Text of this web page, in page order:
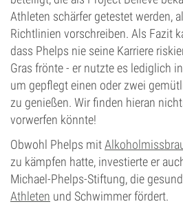
Athleten schärfer getestet werden,
Richtlinien vorschreiben. Als Fazit
dass Phelps nie seine Karriere
Gras frönte - er nutzte es lediglich
um gepflegt einen oder zwei
zu genießen. Wir finden hieran
vorwerfen könnte!
Obwohl Phelps mit
zu kämpfen hatte, investierte er
Michael-Phelps-Stiftung, die
Athleten und Schwimmer fördert.